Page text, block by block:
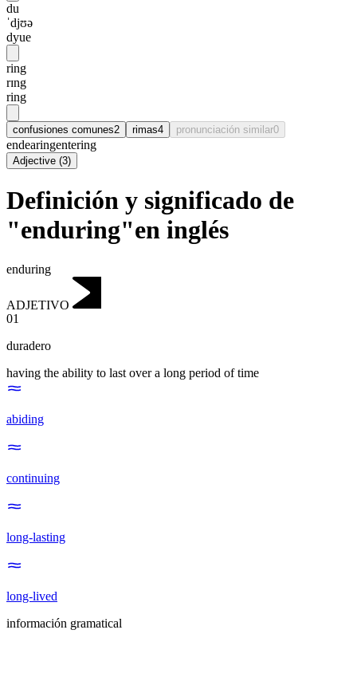
du
ˈdjʊə
dyue
ring
rɪng
ring
confusiones comunes2 rimas4 pronunciación similar0
endearingentering
Adjective (3)
Definición y significado de
"enduring"en inglés
enduring
ADJETIVO
01
duradero
having the ability to last over a long period of time
abiding
continuing
long-lasting
long-lived
información gramatical